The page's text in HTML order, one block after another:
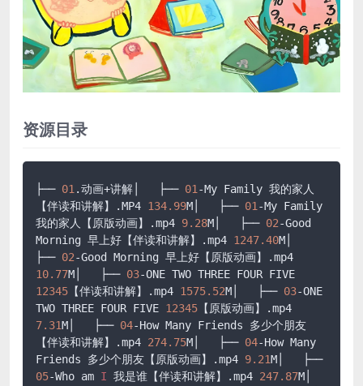
资源目录
├── 01 .动画+讲解│   ├── 01 -My Family 我的家人
【伴读和讲解】
.MP4 134.99M│   ├── 01 -My Family
我的家人【原版动画】
.mp4 9.28M│   ├── 02-Good
Morning 早上好【伴读和讲解】
.mp4 1247.40M│
├── 02-Good Morning 早上好【原版动画】
.mp4
10.77M│   ├── 03
12345 【伴读和讲解】 .mp4 1575.52M│   ├── 03-ONE
TWO THREE FOUR FIVE 12345 【原版动画】
.mp4
7.31M│   ├── 04-How Many Friends 多少个朋友
【伴读和讲解】
.mp4 274.75M│   ├── 04-How Many
Friends 多少个朋友【原版动画】
.mp4 9.21
M│   ├──
05-Who am I 我是谁【伴读和讲解】 .mp4 247.87M│